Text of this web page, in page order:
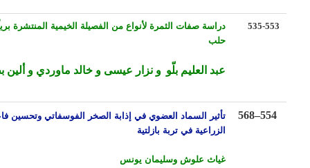
دراسة صفات الثمرة لأنواع من الفصيلة الخيمية المنتشرة برياً في
عبد العليم بلّوو نزار عيسى و خالد ماوردي و ألين بطش
568
تأثير السماد العضوي في إذابة الصخر الفوسفاتي وتحسين فاعليته
في تربة بازلتية
غياث علوش وسليمان يونس